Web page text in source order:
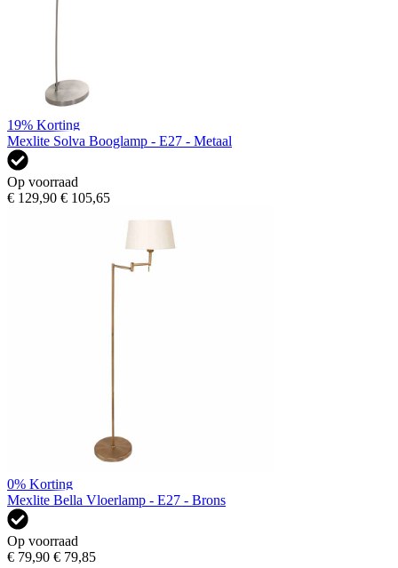
19% Korting
Mexlite Solva Booglamp - E27 - Metaal
Op voorraad
€ 129,90 € 105,65
0% Korting
Mexlite Bella Vloerlamp - E27 - Brons
Op voorraad
€ 79,90 € 79,85